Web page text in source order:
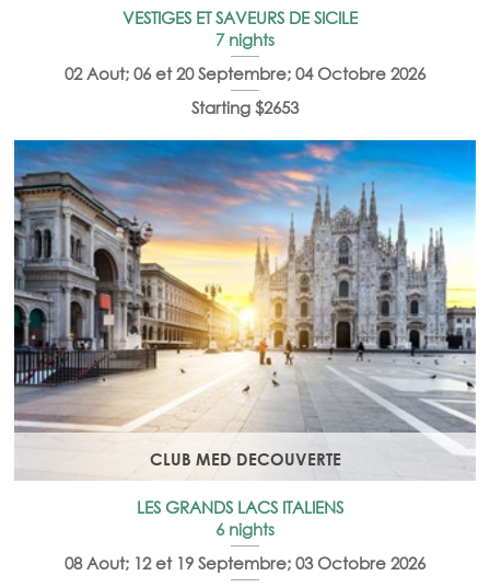
VESTIGES ET SAVEURS DE SICILE
7 nights
02 Aout; 06 et 20 Septembre; 04 Octobre 2026
Starting $2653
CLUB MED DECOUVERTE
LES GRANDS LACS ITALIENS
6 nights
08 Aout; 12 et 19 Septembre; 03 Octobre 2026